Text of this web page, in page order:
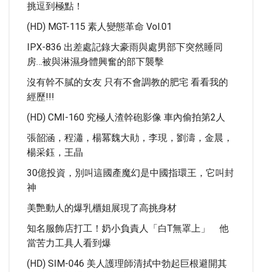
挑逗到極點！
(HD) MGT-115 素人變態革命 Vol.01
IPX-836 出差處記錄大豪雨與處男部下突然睡同
房…被與淋濕身體興奮的部下襲擊
沒有幹不膩的女友 只有不會調教的肥宅 看看我的
經歷!!!
(HD) CMI-160 究極人渣幹砲影像 車內偷拍第2人
張韶涵，程瀟，楊冪魏大勛，李現，劉濤，金晨，
楊采鈺，王晶
30億投資，別叫這國產魔幻是中國指環王，它叫封
神
美艷動人的爆乳櫃姐展現了高挑身材
知名服飾店打工！奶小負責人「白T無罩上」 他
當苦力工具人看到爆
(HD) SIM-046 美人護理師清拭中勃起巨根避開其